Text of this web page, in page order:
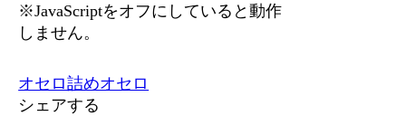
※JavaScriptをオフにしていると動作
しません。
オセロ詰めオセロ
シェアする